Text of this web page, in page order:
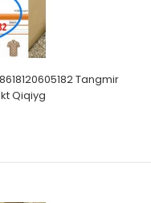
Tangmir
Qiqiyg